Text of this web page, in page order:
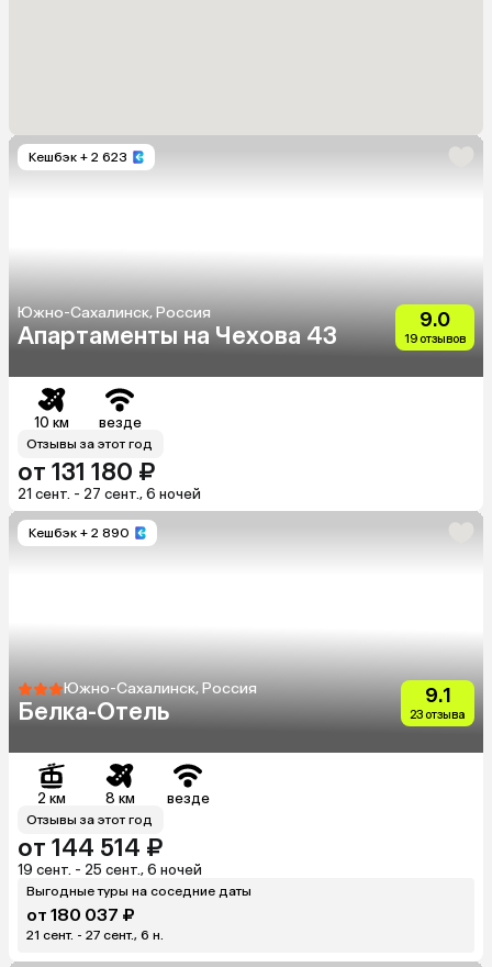
Кешбэк + 2 623
Южно-Сахалинск, Россия
Апартаменты на Чехова 43
9.0
19 отзывов
10 км везде
Отзывы за этот год
от 131 180 ₽
21 сент. - 27 сент., 6 ночей
Кешбэк + 2 890
Южно-Сахалинск, Россия
Белка-Отель
9.1
23 отзыва
2 км 8 км везде
Отзывы за этот год
от 144 514 ₽
19 сент. - 25 сент., 6 ночей
Выгодные туры на соседние даты
от 180 037 ₽
21 сент. - 27 сент., 6 н.